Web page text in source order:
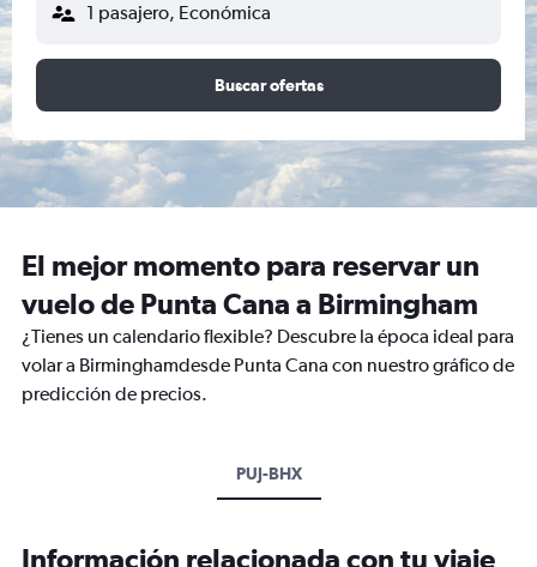
1 pasajero, Económica
Buscar ofertas
El mejor momento para reservar un
vuelo de Punta Cana a Birmingham
¿Tienes un calendario flexible? Descubre la época ideal para
volar a Birminghamdesde Punta Cana con nuestro gráfico de
predicción de precios.
PUJ-BHX
Información relacionada con tu viaje